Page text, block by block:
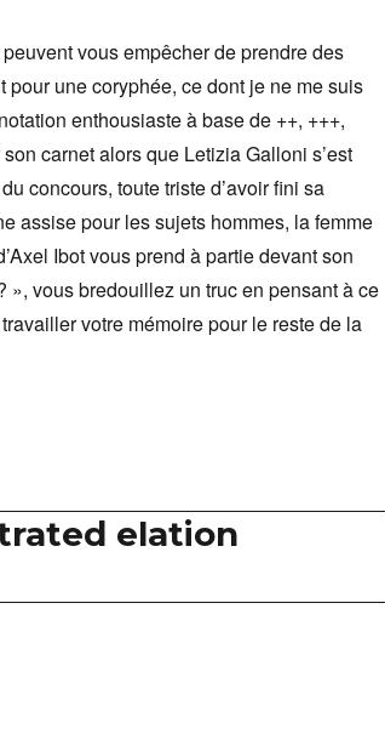
vous empêcher de prendre des
pour une coryphée, ce dont je ne me suis
enthousiaste à base de ++, +++,
carnet alors que Letizia Galloni s’est
concours, toute triste d’avoir fini sa
assise pour les sujets hommes, la femme
Ibot vous prend à partie devant son
vous bredouillez un truc en pensant à ce
votre mémoire pour le reste de la
elation